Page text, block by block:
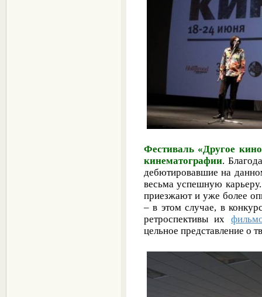
Фестиваль «Другое
кинематографии.
дебютировавшие на
весьма успешную
приезжают и уже более
– в этом случае, в
ретроспективы их
цельное представление о